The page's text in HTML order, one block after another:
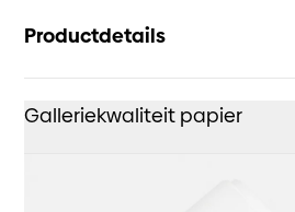
Productdetails
Galleriekwaliteit papier